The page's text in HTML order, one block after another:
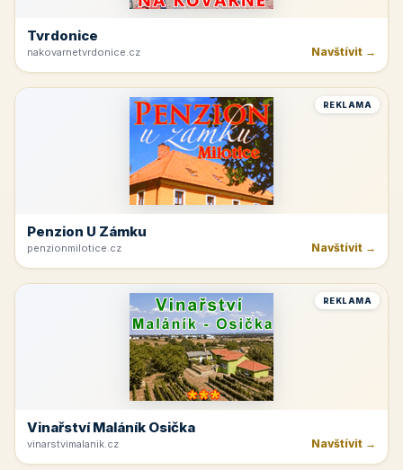
Tvrdonice
nakovarnetvrdonice.cz Navštívit →
REKLAMA
Penzion U Zámku
penzionmilotice.cz Navštívit →
REKLAMA
Vinařství Maláník Osička
vinarstvimalanik.cz Navštívit →